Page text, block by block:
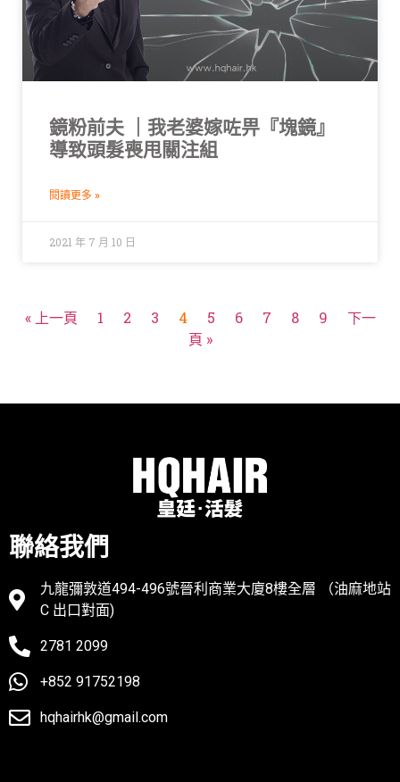
鏡粉前夫 ｜我老婆嫁咗畀『塊鏡』
導致頭髮喪甩關注組
閱讀更多 »
2021 年 7 月 10 日
« 上一頁 1 2 3 4 5 6 7 8 9
下一
頁 »
聯絡我們
九龍彌敦道494-496號晉利商業大廈8樓全層 （油麻地站
C 出口對面)
2781 2099
+852 91752198
hqhairhk@gmail.com